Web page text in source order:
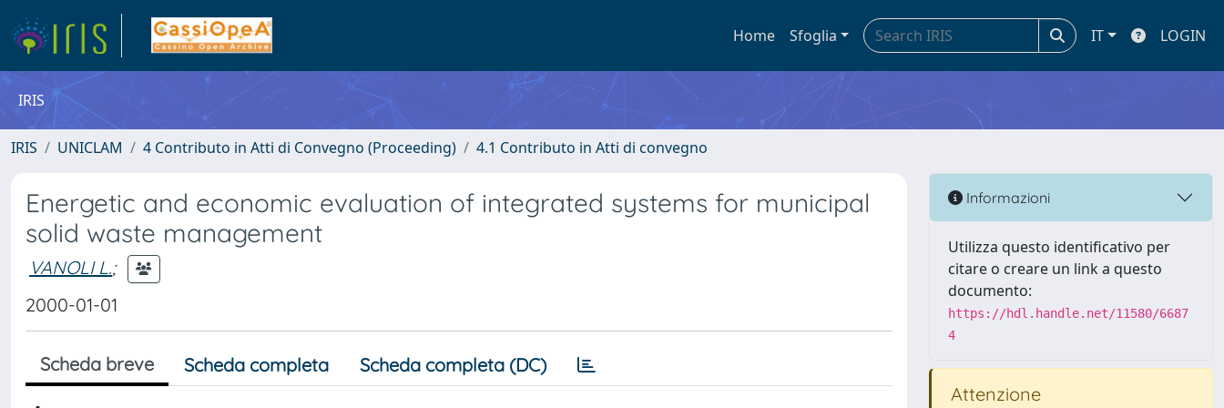
Home Sfoglia IT LOGIN
IRIS
IRIS UNICLAM 4 Contributo in Atti di Convegno (Proceeding) 4.1 Contributo in Atti di convegno
Energetic and economic evaluation of integrated systems for municipal
solid waste management
VANOLI L.;
2000-01-01
Scheda breve Scheda completa Scheda completa (DC)
Informazioni
Utilizza questo identificativo per
citare o creare un link a questo
documento:
https://hdl.handle.net/11580/6687
4
Attenzione